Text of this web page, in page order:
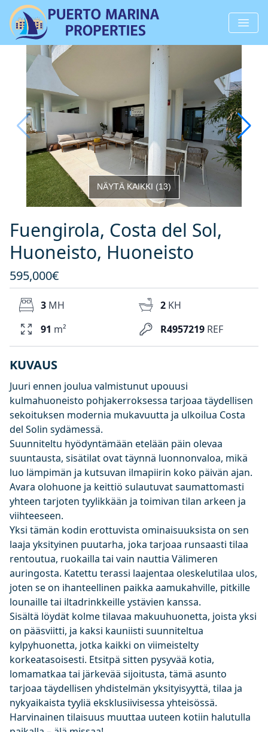
NÄYTÄ KAIKKI (13)
Fuengirola, Costa del Sol,
Huoneisto, Huoneisto
595,000€
R4957219 REF
3 MH 2 KH
91 m²
KUVAUS
Juuri ennen joulua valmistunut upouusi
kulmahuoneisto pohjakerroksessa tarjoaa täydellisen
sekoituksen modernia mukavuutta ja ulkoilua Costa
del Solin sydämessä.
Suunniteltu hyödyntämään etelään päin olevaa
suuntausta, sisätilat ovat täynnä luonnonvaloa, mikä
luo lämpimän ja kutsuvan ilmapiirin koko päivän ajan.
Avara olohuone ja keittiö sulautuvat saumattomasti
yhteen tarjoten tyylikkään ja toimivan tilan arkeen ja
viihteeseen.
Yksi tämän kodin erottuvista ominaisuuksista on sen
laaja yksityinen puutarha, joka tarjoaa runsaasti tilaa
rentoutua, ruokailla tai vain nauttia Välimeren
auringosta. Katettu terassi laajentaa oleskelutilaa ulos,
joten se on ihanteellinen paikka aamukahville, pitkille
lounaille tai iltadrinkkeille ystävien kanssa.
Sisältä löydät kolme tilavaa makuuhuonetta, joista yksi
on pääsviitti, ja kaksi kauniisti suunniteltua
kylpyhuonetta, jotka kaikki on viimeistelty
korkeatasoisesti. Etsitpä sitten pysyvää kotia,
lomamatkaa tai järkevää sijoitusta, tämä asunto
tarjoaa täydellisen yhdistelmän yksityisyyttä, tilaa ja
nykyaikaista tyyliä eksklusiivisessa yhteisössä.
Harvinainen tilaisuus muuttaa uuteen kotiin halutulla